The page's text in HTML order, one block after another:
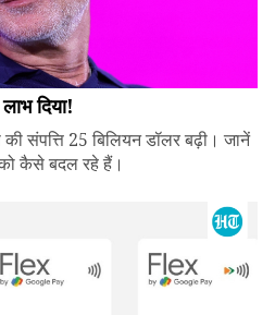
दिया!
संपत्ति 25 बिलियन डॉलर बढ़ी। जानें
कैसे बदल रहे हैं।